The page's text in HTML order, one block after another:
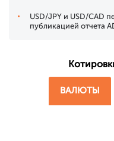
USD/JPY и USD/CAD
публикацией отчета
ВАЛЮТЫ